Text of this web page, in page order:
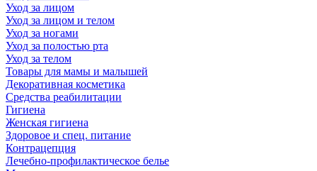
Уход за лицом
Уход за лицом и телом
Уход за ногами
Уход за полостью рта
Уход за телом
Товары для мамы и малышей
Декоративная косметика
Средства реабилитации
Гигиена
Женская гигиена
Здоровое и спец. питание
Контрацепция
Лечебно-профилактическое белье